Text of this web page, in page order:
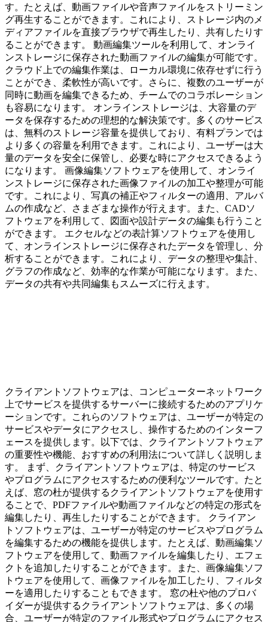
す。たとえば、動画ファイルや音声ファイルをストリーミン
グ再生することができます。これにより、ストレージ内のメ
ディアファイルを直接ブラウザで再生したり、共有したりす
ることができます。 動画編集ツールを利用して、オンライ
ンストレージに保存された動画ファイルの編集が可能です。
クラウド上での編集作業は、ローカル環境に依存せずに行う
ことができ、柔軟性が高いです。さらに、複数のユーザーが
同時に動画を編集できるため、チームでのコラボレーション
も容易になります。 オンラインストレージは、大容量のデ
ータを保存するための理想的な解決策です。多くのサービス
は、無料のストレージ容量を提供しており、有料プランでは
より多くの容量を利用できます。これにより、ユーザーは大
量のデータを安全に保管し、必要な時にアクセスできるよう
になります。 画像編集ソフトウェアを使用して、オンライ
ンストレージに保存された画像ファイルの加工や整理が可能
です。これにより、写真の補正やフィルターの適用、アルバ
ムの作成など、さまざまな操作が行えます。また、CADソ
フトウェアを利用して、図面や設計データの編集も行うこと
ができます。 エクセルなどの表計算ソフトウェアを使用し
て、オンラインストレージに保存されたデータを管理し、分
析することができます。これにより、データの整理や集計、
グラフの作成など、効率的な作業が可能になります。また、
データの共有や共同編集もスムーズに行えます。
クライアントソフトウェアは、コンピューターネットワーク
上でサービスを提供するサーバーに接続するためのアプリケ
ーションです。これらのソフトウェアは、ユーザーが特定の
サービスやデータにアクセスし、操作するためのインターフ
ェースを提供します。以下では、クライアントソフトウェア
の重要性や機能、おすすめの利用法について詳しく説明しま
す。 まず、クライアントソフトウェアは、特定のサービス
やプログラムにアクセスするための便利なツールです。たと
えば、窓の杜が提供するクライアントソフトウェアを使用す
ることで、PDFファイルや動画ファイルなどの特定の形式を
編集したり、再生したりすることができます。 クライアン
トソフトウェアは、ユーザーが特定のサービスやプログラム
を編集するための機能を提供します。たとえば、動画編集ソ
フトウェアを使用して、動画ファイルを編集したり、エフェ
クトを追加したりすることができます。また、画像編集ソフ
トウェアを使用して、画像ファイルを加工したり、フィルタ
ーを適用したりすることもできます。 窓の杜や他のプロバ
イダーが提供するクライアントソフトウェアは、多くの場
合、ユーザーが特定のファイル形式やプログラムにアクセス